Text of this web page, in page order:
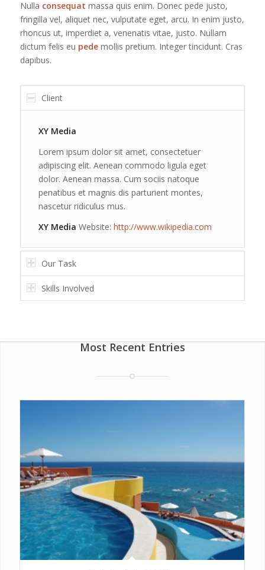
Nulla consequat massa quis enim. Donec pede justo,
fringilla vel, aliquet nec, vulputate eget, arcu. In enim justo,
rhoncus ut, imperdiet a, venenatis vitae, justo. Nullam
dictum felis eu pedemollis pretium. Integer tincidunt. Cras
dapibus.
Client
XY Media
Lorem ipsum dolor sit amet, consectetuer
adipiscing elit. Aenean commodo ligula eget
dolor. Aenean massa. Cum sociis natoque
penatibus et magnis dis parturient montes,
nascetur ridiculus mus.
XY Media Website: http://www.wikipedia.com
Our Task
Skills Involved
Most Recent Entries